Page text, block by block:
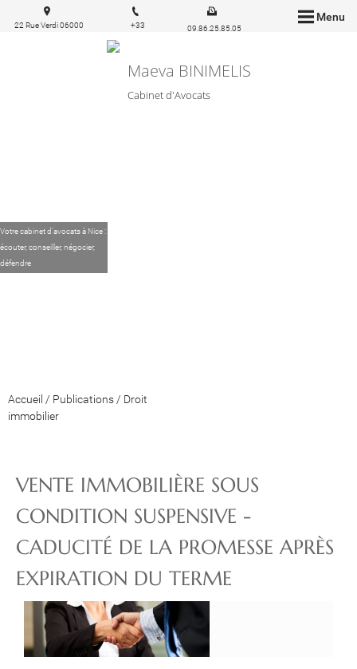
Menu
Maeva BINIMELIS
Cabinet d'Avocats
22 Rue Verdi 06000
+33
09.86.25.85.05
Votre cabinet d'avocats à Nice :
écouter, conseiller, négocier,
défendre
Accueil / Publications / Droit
immobilier
VENTE IMMOBILIÈRE SOUS
CONDITION SUSPENSIVE -
CADUCITÉ DE LA PROMESSE APRÈS
EXPIRATION DU TERME